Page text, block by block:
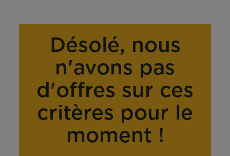
Désolé, nous
n'avons pas
d'offres sur ces
critères pour le
moment !